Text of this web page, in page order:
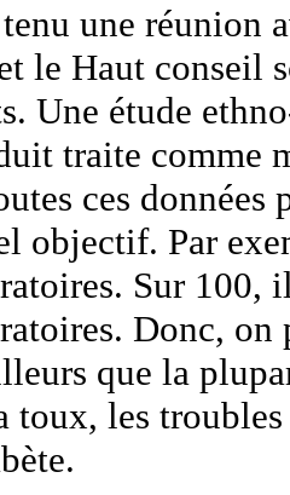
une réunion
le Haut
Une étude
traite comme
ces
objectif. Par
Sur 100,
Donc,
que la
toux, les